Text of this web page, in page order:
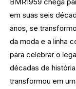
em suas seis
anos, se
da moda e a linha
para celebrar o
décadas de
transformou em